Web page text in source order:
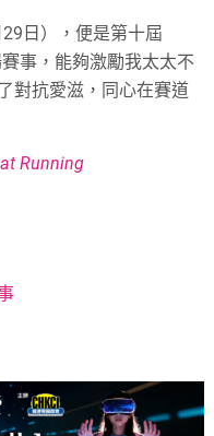
日），便是第十屆
事，能夠激勵我太太不
對抗愛滋，同心在賽道
Running